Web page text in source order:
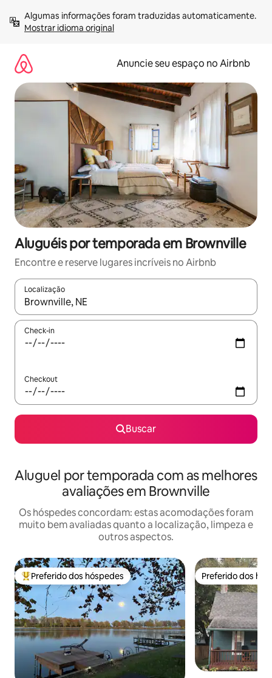
para
Mostrar idioma original
Anuncie seu espaço no Airbnb
Aluguéis por temporada em Brownville
Encontre e reserve lugares incríveis no Airbnb
Localização
Quando os resultados estiverem disponíveis, explore-os
Check-in
Checkout
Buscar
Aluguel por temporada com as melhores
avaliações em Brownville
Os hóspedes concordam: estas acomodações foram
muito bem avaliadas quanto a localização, limpeza e
outros aspectos.
Entre os melhores preferidos dos hóspedes
Preferido dos hóspedes Preferido dos
Preferido dos